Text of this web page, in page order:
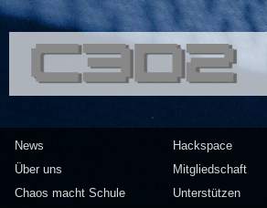
<<</>> Chaos
News
Über uns
Chaos macht Schule
Hackspace
Mitgliedschaft
Unterstützen